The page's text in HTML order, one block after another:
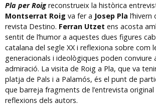
Pla per Roigreconstrueix la històrica
Montserrat Roig va fer a Josep Pla
revista Destino. Ferran Utzet ens acosta
sentit de l’humor a aquestes dues figures
catalana del segle XX i reflexiona sobre com
generacionals i ideològiques poden conviure
admiració. La visita de Roig a Pla, que va
platja de Pals i a Palamós, és el punt de
que barreja fragments de l’entrevista
reflexions dels autors.